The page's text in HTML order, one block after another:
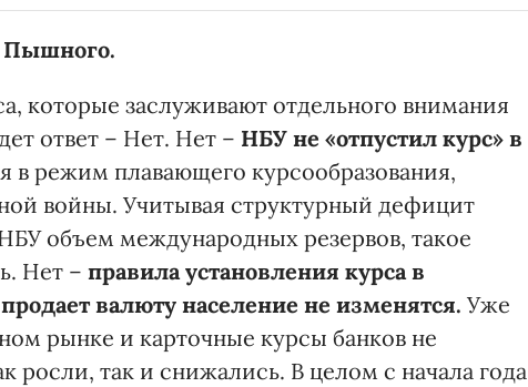
Пышного.
которые заслуживают отдельного внимания
ответ – Нет. Нет – НБУ не «отпустил курс» в
в режим плавающего курсообразования,
войны. Учитывая структурный дефицит
объем международных резервов, такое
Нет – правила установления курса в
валюту население не изменятся. Уже
рынке и карточные курсы банков не
росли, так и снижались. В целом с начала года